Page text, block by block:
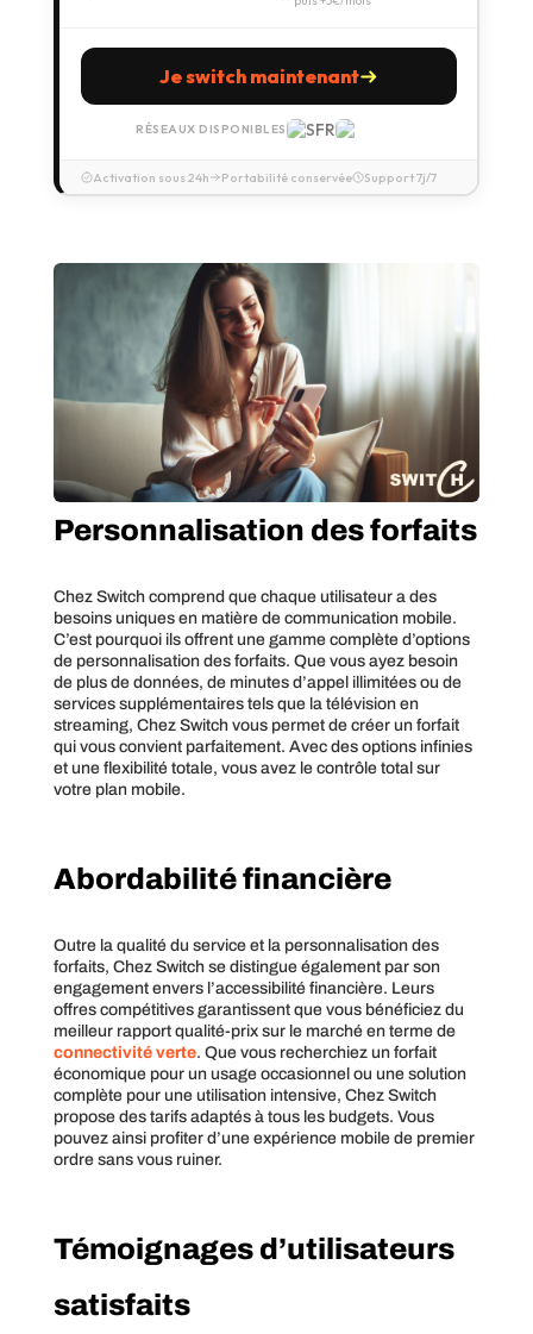
Je switch maintenant
RÉSEAUX DISPONIBLES
Activation sous 24h Portabilité conservée Support 7j/7
Personnalisation des forfaits
Chez Switch comprend que chaque utilisateur a des
besoins uniques en matière de communication mobile.
C’est pourquoi ils offrent une gamme complète d’options
de personnalisation des forfaits. Que vous ayez besoin
de plus de données, de minutes d’appel illimitées ou de
services supplémentaires tels que la télévision en
streaming, Chez Switch vous permet de créer un forfait
qui vous convient parfaitement. Avec des options infinies
et une flexibilité totale, vous avez le contrôle total sur
votre plan mobile.
Abordabilité financière
Outre la qualité du service et la personnalisation des
forfaits, Chez Switch se distingue également par son
engagement envers l’accessibilité financière. Leurs
offres compétitives garantissent que vous bénéficiez du
meilleur rapport qualité-prix sur le marché en terme de
connectivité verte. Que vous recherchiez un forfait
économique pour un usage occasionnel ou une solution
complète pour une utilisation intensive, Chez Switch
propose des tarifs adaptés à tous les budgets. Vous
pouvez ainsi profiter d’une expérience mobile de premier
ordre sans vous ruiner.
Témoignages d’utilisateurs
satisfaits